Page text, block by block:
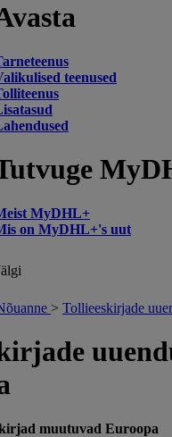
teenused
MyDHL+
on MyDHL+'s uut
> Tollieeskirjade
muutuvad Euroopa